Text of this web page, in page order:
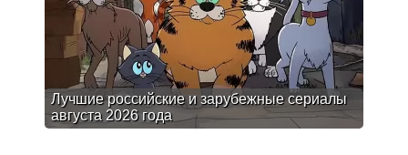
Лучшие российские и зарубежные сериалы
августа 2026 года